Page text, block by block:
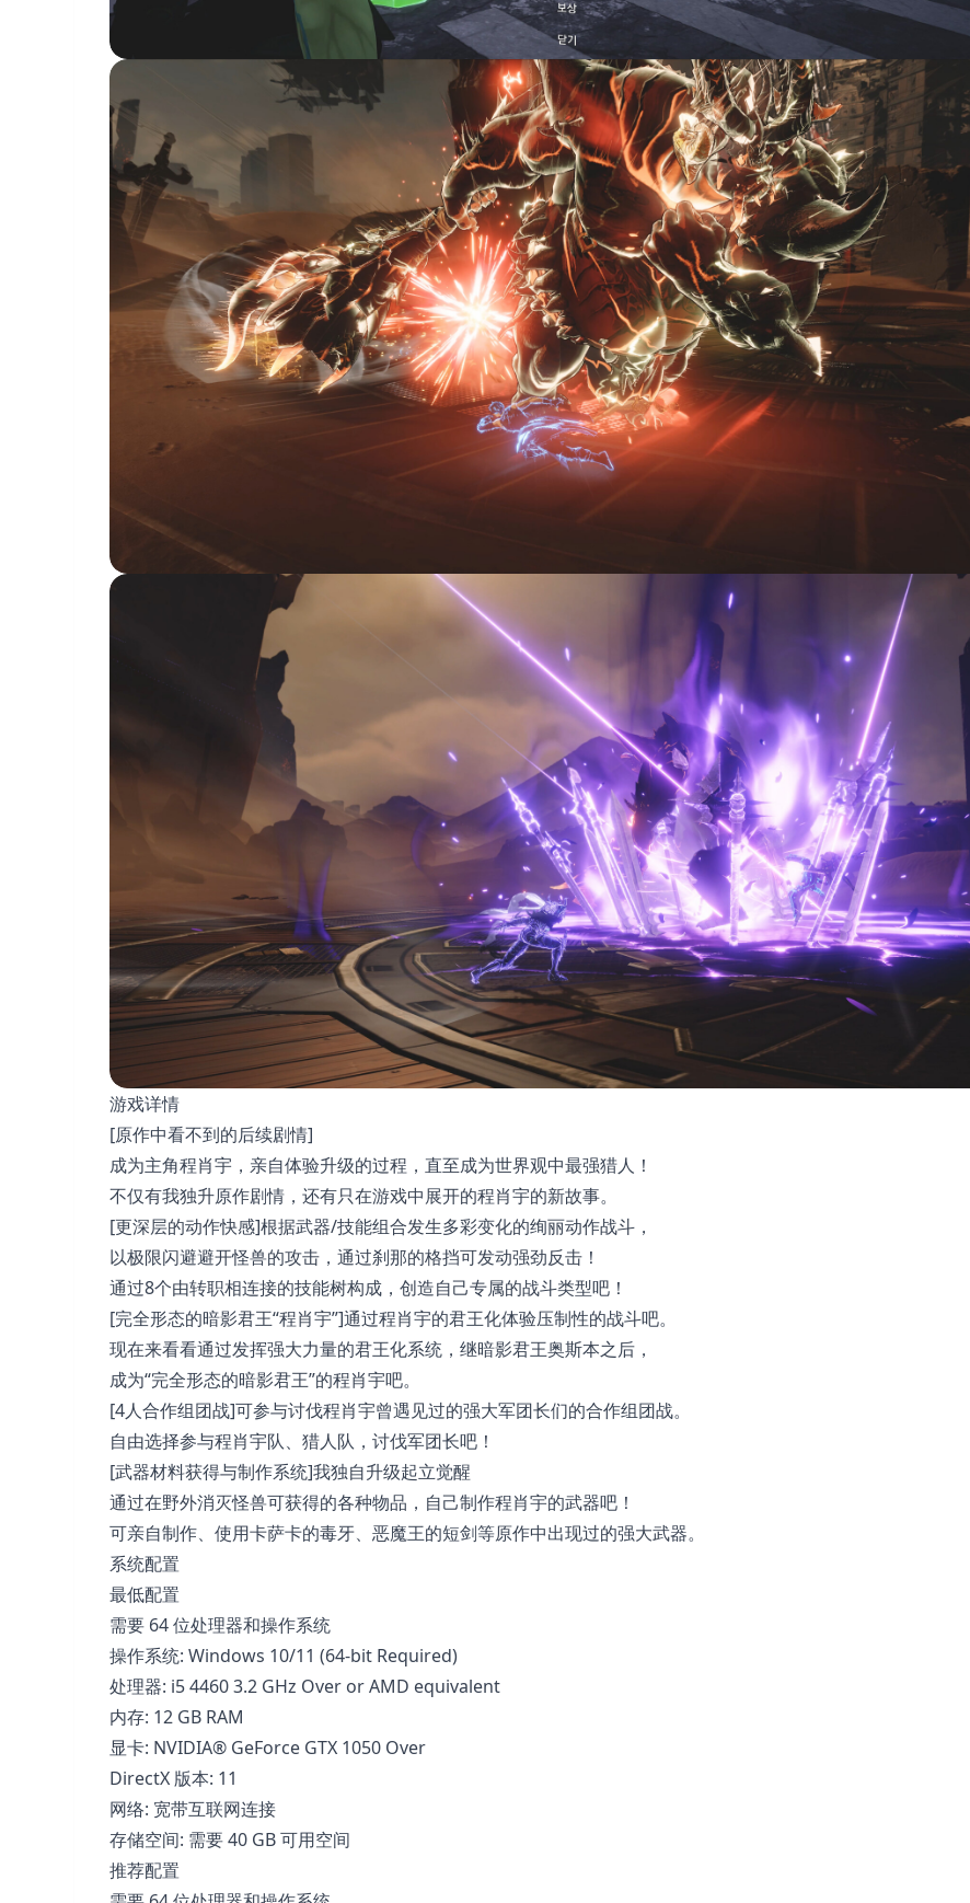
游戏详情
[原作中看不到的后续剧情]
成为主角程肖宇，亲自体验升级的过程，直至成为世界观中最强猎人！
不仅有我独升原作剧情，还有只在游戏中展开的程肖宇的新故事。
[更深层的动作快感]根据武器/技能组合发生多彩变化的绚丽动作战斗，
以极限闪避避开怪兽的攻击，通过刹那的格挡可发动强劲反击！
通过8个由转职相连接的技能树构成，创造自己专属的战斗类型吧！
[完全形态的暗影君王“程肖宇”]通过程肖宇的君王化体验压制性的战斗吧。
现在来看看通过发挥强大力量的君王化系统，继暗影君王奥斯本之后，
成为“完全形态的暗影君王”的程肖宇吧。
[4人合作组团战]可参与讨伐程肖宇曾遇见过的强大军团长们的合作组团战。
自由选择参与程肖宇队、猎人队，讨伐军团长吧！
[武器材料获得与制作系统]我独自升级起立觉醒
通过在野外消灭怪兽可获得的各种物品，自己制作程肖宇的武器吧！
可亲自制作、使用卡萨卡的毒牙、恶魔王的短剑等原作中出现过的强大武器。
系统配置
最低配置
需要 64 位处理器和操作系统
操作系统: Windows 10/11 (64-bit Required)
处理器: i5 4460 3.2 GHz Over or AMD equivalent
内存: 12 GB RAM
显卡: NVIDIA® GeForce GTX 1050 Over
DirectX 版本: 11
网络: 宽带互联网连接
存储空间: 需要 40 GB 可用空间
推荐配置